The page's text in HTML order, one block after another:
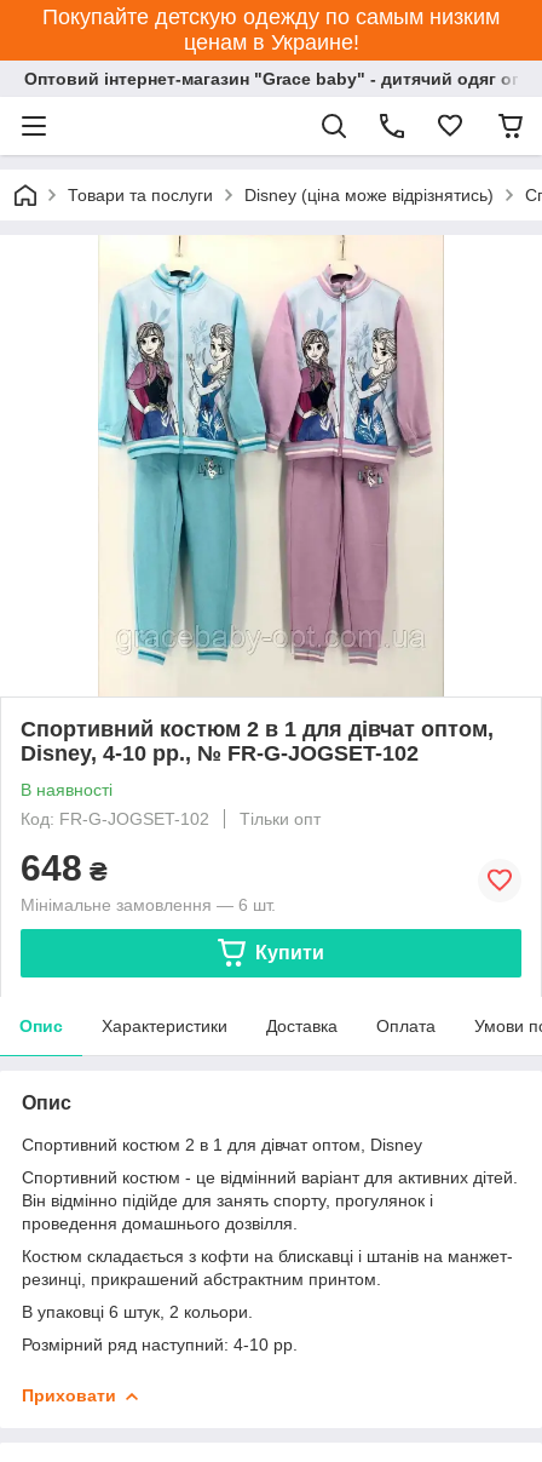
Покупайте детскую одежду по самым низким
ценам в Украине!
Оптовий інтернет-магазин "Grace baby" - дитячий одяг
Товари та послуги Disney (ціна може відрізнятись)
Спортивний костюм 2 в 1 для дівчат оптом,
Disney, 4-10 рр., № FR-G-JOGSET-102
В наявності
Код: FR-G-JOGSET-102
Тільки опт
648 ₴
Мінімальне замовлення — 6 шт.
Купити
Опис Характеристики Доставка Оплата Умови
Опис
Спортивний костюм 2 в 1 для дівчат оптом, Disney
Спортивний костюм - це відмінний варіант для активних дітей.
Він відмінно підійде для занять спорту, прогулянок і
проведення домашнього дозвілля.
Костюм складається з кофти на блискавці і штанів на манжет-
резинці, прикрашений абстрактним принтом.
В упаковці 6 штук, 2 кольори.
Розмірний ряд наступний: 4-10 рр.
Приховати